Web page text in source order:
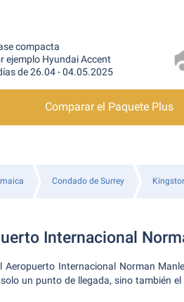
compacta
ejemplo Hyundai Accent
de 26.04 - 04.05.2025
Comparar el Paquete Plus
Condado de Surrey
Internacional
Aeropuerto Internacional Norman
un punto de llegada, sino también